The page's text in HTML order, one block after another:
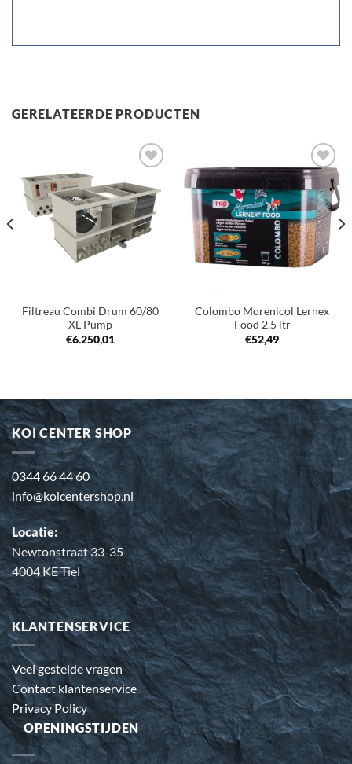
GERELATEERDE PRODUCTEN
aan
verlanglijst
Filtreau Combi Drum 60/80
XL Pump
€6.250,01
Toevoegen
aan
verlanglijst
Colombo Morenicol Lernex
Food 2,5 ltr
€52,49
KOI CENTER SHOP
0344 66 44 60
info@koicentershop.nl
Locatie:
Newtonstraat 33-35
4004 KE Tiel
KLANTENSERVICE
Veel gestelde vragen
Contact klantenservice
Privacy Policy
OPENINGSTIJDEN